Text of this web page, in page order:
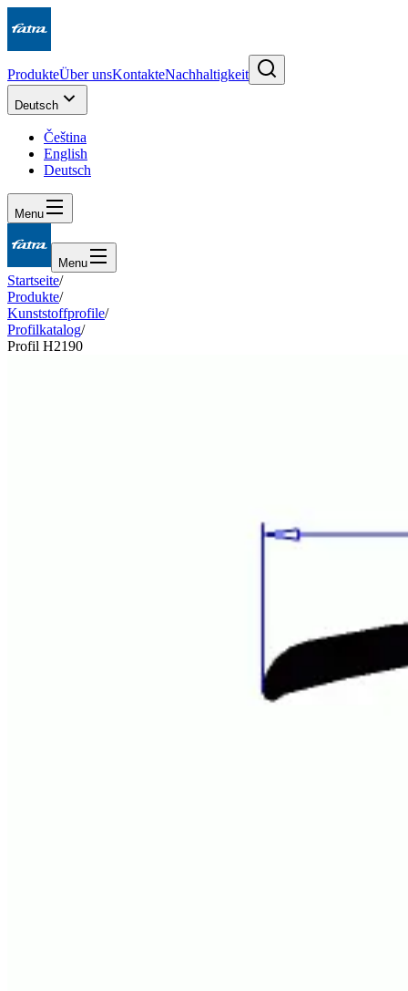
ProdukteÜber unsKontakteNachhaltigkeit
Deutsch
Čeština
English
Deutsch
Menu
Menu
Startseite/
Produkte/
Kunststoffprofile/
Profilkatalog/
Profil H2190